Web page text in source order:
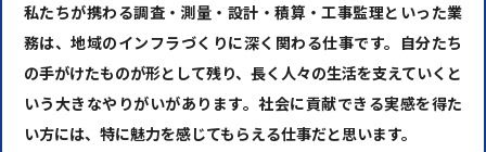
私たちが携わる調査・測量・設計・積算・工事監理といった業
務は、地域のインフラづくりに深く関わる仕事です。自分たち
の手がけたものが形として残り、長く人々の生活を支えていくと
いう大きなやりがいがあります。社会に貢献できる実感を得た
い方には、特に魅力を感じてもらえる仕事だと思います。